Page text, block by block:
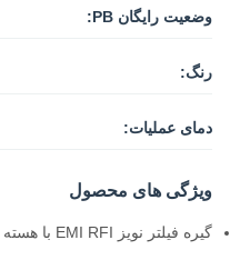
وضعیت رایگان PB:
رنگ:
دمای عملیات:
ویژگی های محصول
گیره فیلتر نویز EMI RFI با هسته فریت و پوشش پلاستیکی